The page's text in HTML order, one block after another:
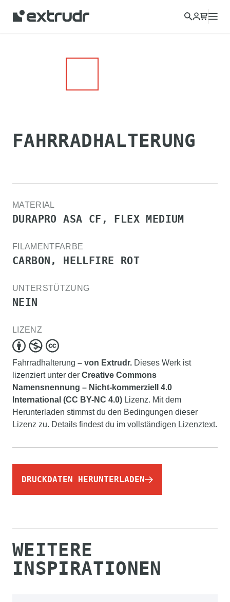
FAHRRADHALTERUNG
MATERIAL
DURAPRO ASA CF, FLEX MEDIUM
FILAMENTFARBE
CARBON, HELLFIRE ROT
UNTERSTÜTZUNG
NEIN
LIZENZ
Fahrradhalterung – von Extrudr. Dieses Werk ist
lizenziert unter der Creative Commons
Namensnennung – Nicht-kommerziell 4.0
International (CC BY-NC 4.0) Lizenz. Mit dem
Herunterladen stimmst du den Bedingungen dieser
Lizenz zu. Details findest du im vollständigen Lizenztext.
DRUCKDATEN HERUNTERLADEN
WEITERE
INSPIRATIONEN